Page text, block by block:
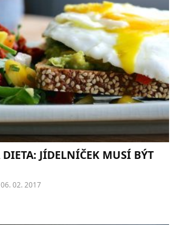
DIETA: JÍDELNÍČEK MUSÍ BÝT
06. 02. 2017